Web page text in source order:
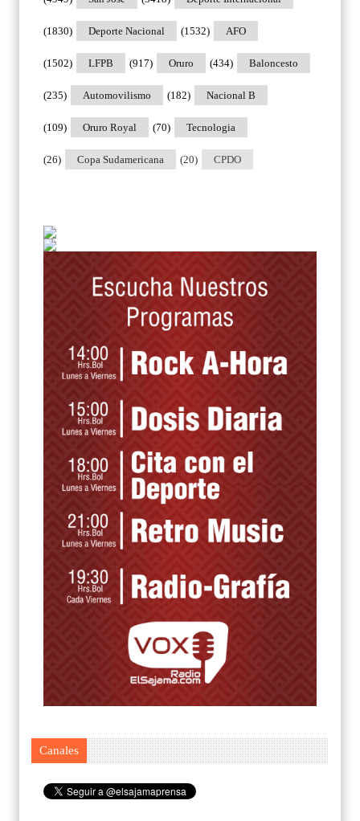
Deporte Nacional
(1830) AFO
(1532)
LFPB
(1502) Oruro
(917) Baloncesto
(434)
Automovilismo
(235) Nacional B
(182)
Oruro Royal
(109) Tecnologia
(70)
Copa Sudamericana
(26) CPDO
(20)
Canales